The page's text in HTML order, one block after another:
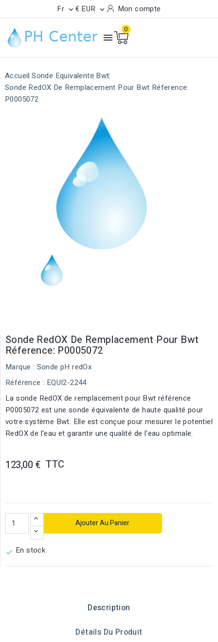
Fr  € EUR  Mon compte

0
Accueil Sonde Equivalente Bwt
Sonde RedOX De Remplacement Pour Bwt Réference:
P0005072
Sonde RedOX De Remplacement Pour Bwt
Réference: P0005072
Marque : Sonde pH redOx
Référence : EQUI2-2244
La sonde RedOX de remplacement pour Bwt référence
P0005072 est une sonde équivalente de haute qualité pour
votre système Bwt. Elle est conçue pour mesurer le potentiel
RedOX de l'eau et garantir une qualité de l'eau optimale.
123,00 € TTC
Ajouter Au Panier
 En stock
Description
Détails Du Produit